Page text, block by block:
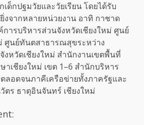
ด็กปฐมวัยและวัยเรียน โดยได้รับ
งจากหลายหน่วยงาน อาทิ กาชาด
การบริหารส่วนจังหวัดเชียงใหม่ ศูนย์
ศูนย์ทันตสาธารณสุขระหว่าง
งหวัดเชียงใหม่ สำนักงานเขตพื้นที่
เชียงใหม่ เขต 1–6 สำนักบริหาร
ลอดจนภาคีเครือข่ายทั้งภาครัฐและ
ร ธาตุอินจันทร์ เชียงใหม่